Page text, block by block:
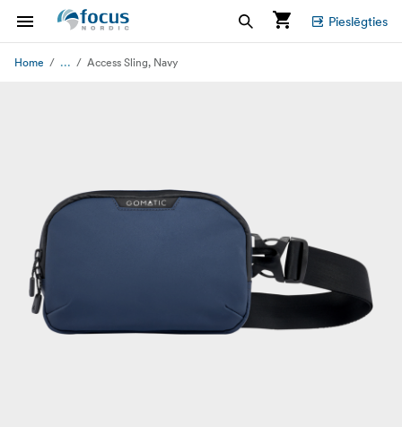
Pieslēgties
Home ... Access Sling, Navy